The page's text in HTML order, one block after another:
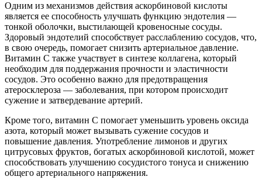
Одним из механизмов действия аскорбиновой кислоты
является ее способность улучшать функцию эндотелия —
тонкой оболочки, выстилающей кровеносные сосуды.
Здоровый эндотелий способствует расслаблению сосудов, что,
в свою очередь, помогает снизить артериальное давление.
Витамин C также участвует в синтезе коллагена, который
необходим для поддержания прочности и эластичности
сосудов. Это особенно важно для предотвращения
атеросклероза — заболевания, при котором происходит
сужение и затвердевание артерий.
Кроме того, витамин C помогает уменьшить уровень оксида
азота, который может вызывать сужение сосудов и
повышение давления. Употребление лимонов и других
цитрусовых фруктов, богатых аскорбиновой кислотой, может
способствовать улучшению сосудистого тонуса и снижению
общего артериального напряжения.